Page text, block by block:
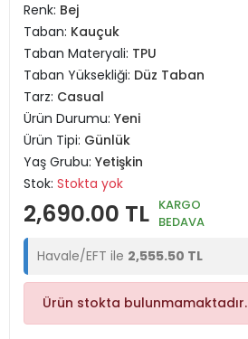
Renk: Bej
Taban: Kauçuk
Taban Materyali: TPU
Taban Yüksekliği: Düz Taban
Tarz: Casual
Ürün Durumu: Yeni
Ürün Tipi: Günlük
Yaş Grubu: Yetişkin
Stok: Stokta yok
2,690.00 TL KARGO
BEDAVA
Havale/EFT ile 2,555.50 TL
Ürün stokta bulunmamaktadır.